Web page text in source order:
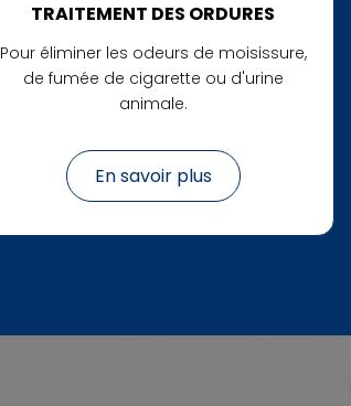
TRAITEMENT DES ORDURES
Pour éliminer les odeurs de moisissure,
de fumée de cigarette ou d'urine
animale.
En savoir plus